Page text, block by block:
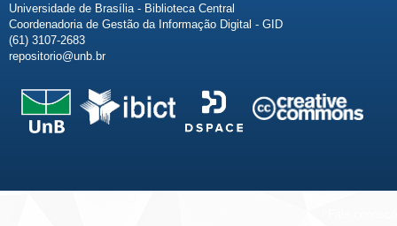
Universidade de Brasília - Biblioteca Central
Coordenadoria de Gestão da Informação Digital - GID
(61) 3107-2683
repositorio@unb.br